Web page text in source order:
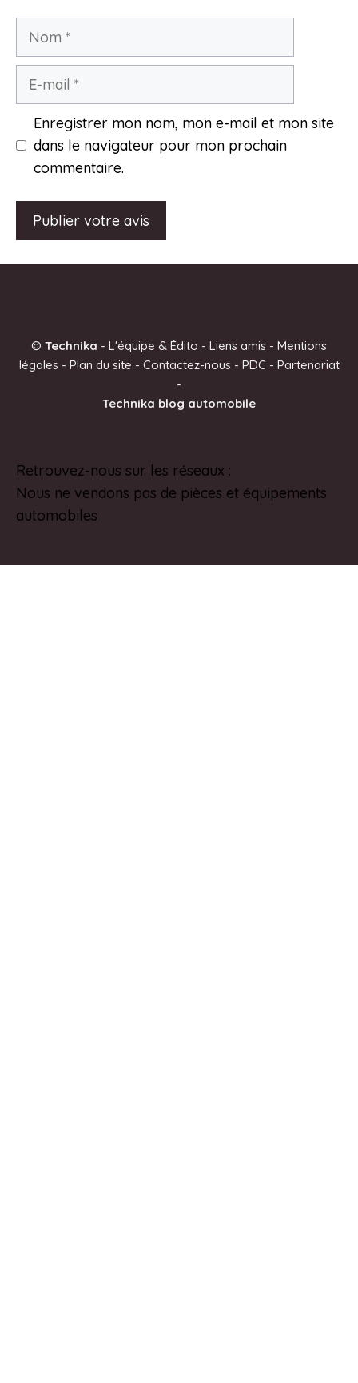
Nom
Enregistrer mon nom, mon e-mail et mon site
dans le navigateur pour mon prochain
commentaire.
n
v
e
© Technika - L'équipe & Édito - Liens amis - Mentions
légales- Plan du site - Contactez-nous- PDC - Partenariat
-
Technika blog automobile
Retrouvez-nous sur les réseaux :
Nous ne vendons pas de pièces et équipements
automobiles